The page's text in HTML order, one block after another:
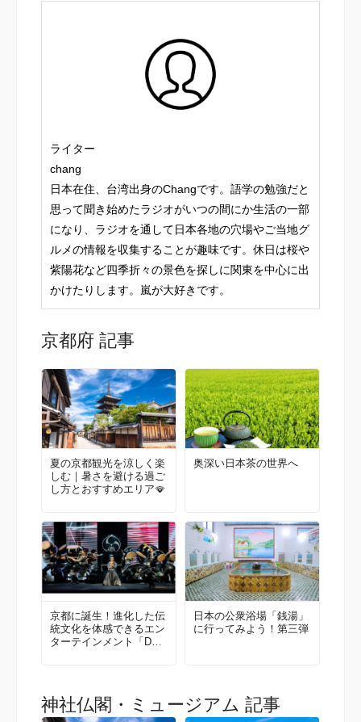
ライター
chang
日本在住、台湾出身のChangです。語学の勉強だと
思って聞き始めたラジオがいつの間にか生活の一部
になり、ラジオを通して日本各地の穴場やご当地グ
ルメの情報を収集することが趣味です。休日は桜や
紫陽花など四季折々の景色を探しに関東を中心に出
かけたりします。嵐が大好きです。
京都府 記事
夏の京都観光を涼しく楽
しむ｜暑さを避ける過ご
し方とおすすめエリア🪭
奥深い日本茶の世界へ
京都に誕生！進化した伝
統文化を体感できるエン
ターテインメント「DRU
日本の公衆浴場「銭湯」
に行ってみよう！第三弾
神社仏閣・ミュージアム 記事